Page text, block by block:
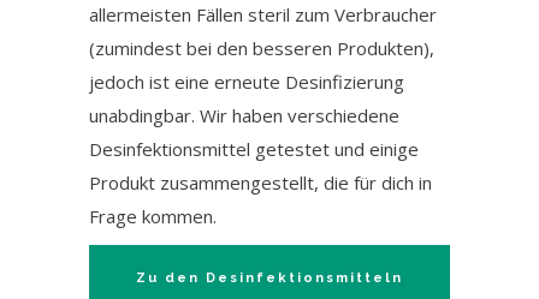
allermeisten Fällen steril zum Verbraucher
(zumindest bei den besseren Produkten),
jedoch ist eine erneute Desinfizierung
unabdingbar. Wir haben verschiedene
Desinfektionsmittel getestet und einige
Produkt zusammengestellt, die für dich in
Frage kommen.
Zu den Desinfektionsmitteln